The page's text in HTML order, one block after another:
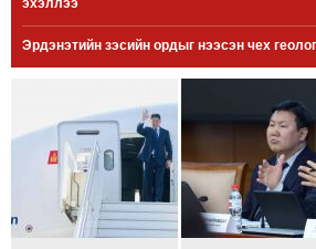
МЭДЭХҮЙ
ТЕХНОЛОГИ
ЭРДЭНЭТ
ЭРГЭН
ТОЙРОНД
ЧУУЛГАНЫ
ЭРГЭН
эхэллээ
Эрдэнэтийн зэсийн ордыг нээсэн чех